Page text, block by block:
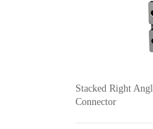
Stacked Right
Connector